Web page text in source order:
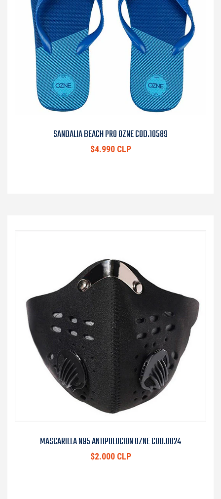
SANDALIA BEACH PRO OZNE COD.10589
$4.990 CLP
MASCARILLA N95 ANTIPOLUCION OZNE COD.0024
$2.000 CLP